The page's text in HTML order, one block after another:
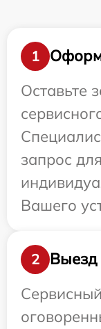
1
Оставьте
запрос
Вашего
2
Выезд